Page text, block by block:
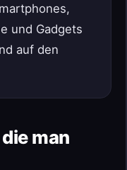
und Gadgets
auf den
man